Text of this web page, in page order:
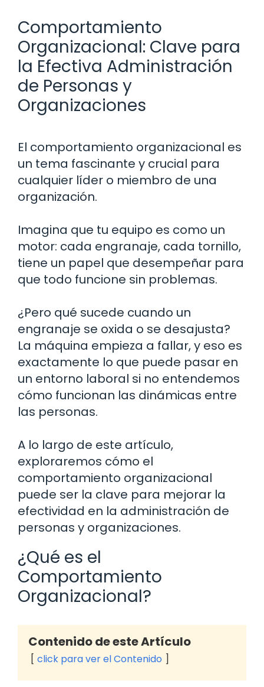
Comportamiento
Organizacional: Clave para
la Efectiva Administración
de Personas y
Organizaciones
El comportamiento organizacional es
un tema fascinante y crucial para
cualquier líder o miembro de una
organización.
Imagina que tu equipo es como un
motor: cada engranaje, cada tornillo,
tiene un papel que desempeñar para
que todo funcione sin problemas.
¿Pero qué sucede cuando un
engranaje se oxida o se desajusta?
La máquina empieza a fallar, y eso es
exactamente lo que puede pasar en
un entorno laboral si no entendemos
cómo funcionan las dinámicas entre
las personas.
A lo largo de este artículo,
exploraremos cómo el
comportamiento organizacional
puede ser la clave para mejorar la
efectividad en la administración de
personas y organizaciones.
¿Qué es el
Comportamiento
Organizacional?
Contenido de este Artículo
click para ver el Contenido